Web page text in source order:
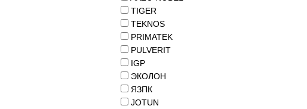
TIGER
TEKNOS
PRIMATEK
PULVERIT
IGP
ЭКОЛОН
ЯЗПК
JOTUN